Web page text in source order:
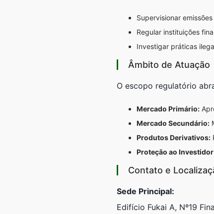
Supervisionar
Regular instituições
Investigar práticas
Âmbito de Atuação
O escopo regulatório
Mercado Primário:
Mercado Secundário:
Produtos Derivativos:
Proteção ao
Contato e
Sede Principal:
Edifício Fukai A, Nº19